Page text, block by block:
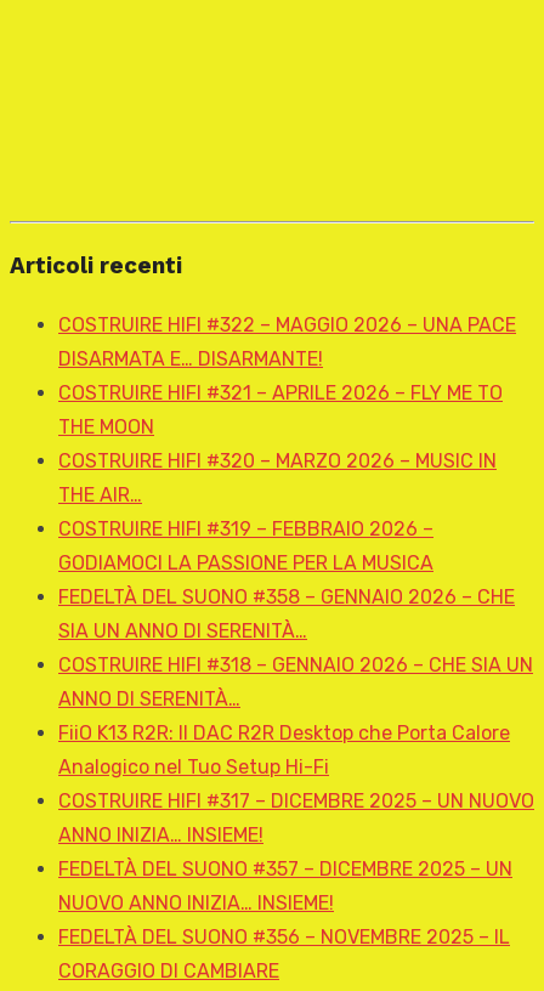
Articoli recenti
COSTRUIRE HIFI #322 – MAGGIO 2026 – UNA PACE
DISARMATA E… DISARMANTE!
COSTRUIRE HIFI #321 – APRILE 2026 – FLY ME TO
THE MOON
COSTRUIRE HIFI #320 – MARZO 2026 – MUSIC IN
THE AIR…
COSTRUIRE HIFI #319 – FEBBRAIO 2026 –
GODIAMOCI LA PASSIONE PER LA MUSICA
FEDELTÀ DEL SUONO #358 – GENNAIO 2026 – CHE
SIA UN ANNO DI SERENITÀ…
COSTRUIRE HIFI #318 – GENNAIO 2026 – CHE SIA UN
ANNO DI SERENITÀ…
FiiO K13 R2R: Il DAC R2R Desktop che Porta Calore
Analogico nel Tuo Setup Hi-Fi
COSTRUIRE HIFI #317 – DICEMBRE 2025 – UN NUOVO
ANNO INIZIA… INSIEME!
FEDELTÀ DEL SUONO #357 – DICEMBRE 2025 – UN
NUOVO ANNO INIZIA… INSIEME!
FEDELTÀ DEL SUONO #356 – NOVEMBRE 2025 – IL
CORAGGIO DI CAMBIARE